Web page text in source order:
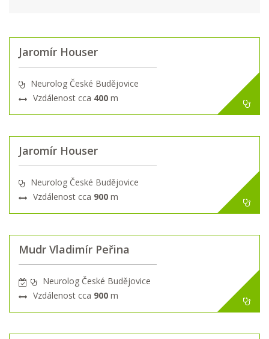
Jaromír Houser
Neurolog České Budějovice
Vzdálenost cca 400 m
Jaromír Houser
Neurolog České Budějovice
Vzdálenost cca 900 m
Mudr Vladimír Peřina
Neurolog České Budějovice
Vzdálenost cca 900 m